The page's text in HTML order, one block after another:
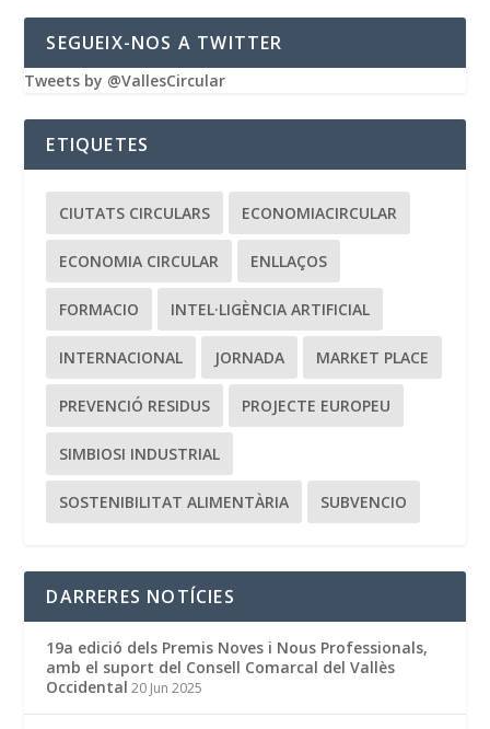
SEGUEIX-NOS A TWITTER
Tweets by @VallesCircular
ETIQUETES
CIUTATS CIRCULARS ECONOMIACIRCULAR
ECONOMIA CIRCULAR ENLLAÇOS
FORMACIO INTEL·LIGÈNCIA ARTIFICIAL
INTERNACIONAL JORNADA MARKET PLACE
PREVENCIÓ RESIDUS PROJECTE EUROPEU
SIMBIOSI INDUSTRIAL
SOSTENIBILITAT ALIMENTÀRIA SUBVENCIO
DARRERES NOTÍCIES
19a edició dels Premis Noves i Nous Professionals,
amb el suport del Consell Comarcal del Vallès
Occidental 20 Jun 2025